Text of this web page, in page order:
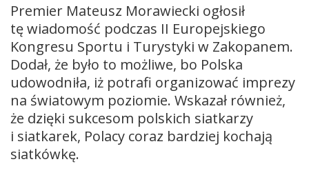
Premier Mateusz Morawiecki ogłosił
tę wiadomość podczas II Europejskiego
Kongresu Sportu i Turystyki w Zakopanem.
Dodał, że było to możliwe, bo Polska
udowodniła, iż potrafi organizować imprezy
na światowym poziomie. Wskazał również,
że dzięki sukcesom polskich siatkarzy
i siatkarek, Polacy coraz bardziej kochają
siatkówkę.